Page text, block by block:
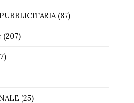
(87)
(207)
(25)